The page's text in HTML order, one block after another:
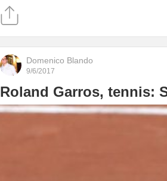
Domenico Blando
9/6/2017
Roland Garros, tennis: